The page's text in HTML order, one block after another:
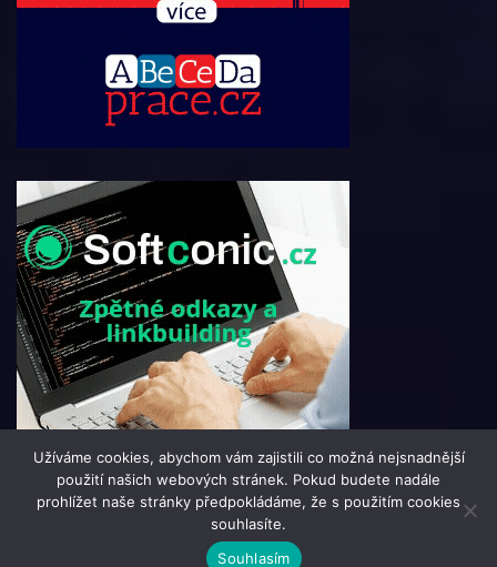
© 2016 - 2024 i-Portal.cz | člen skupiny 123jobs Media |
Všechna práva vyhrazena | Theme by
Užíváme cookies, abychom vám zajistili co možná nejsnadnější
použití našich webových stránek. Pokud budete nadále
prohlížet naše stránky předpokládáme, že s použitím cookies
souhlasíte.
Souhlasím